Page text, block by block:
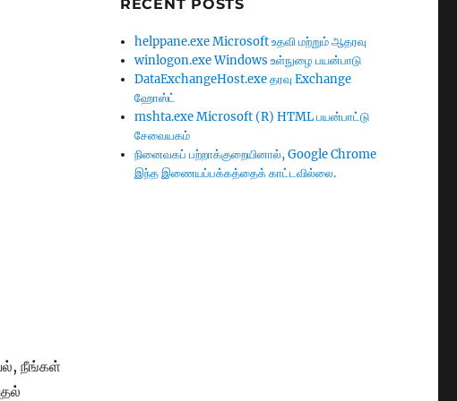
நீங்கள்
RECENT POSTS
helppane.exe Microsoft உதவி மற்றும் ஆதரவு
winlogon.exe Windows உள்நுழை பயன்பாடு
DataExchangeHost.exe தரவு Exchange
ஹோஸ்ட்
mshta.exe Microsoft (R) HTML பயன்பாட்டு
சேவையகம்
நினைவகப் பற்றாக்குறையினால், Google Chrome
இந்த இணையப்பக்கத்தைக் காட்டவில்லை.